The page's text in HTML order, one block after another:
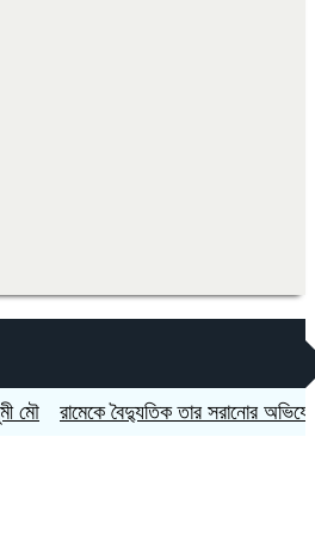
রামেকে বৈদ্যুতিক তার সরানোর অভিযোগ,